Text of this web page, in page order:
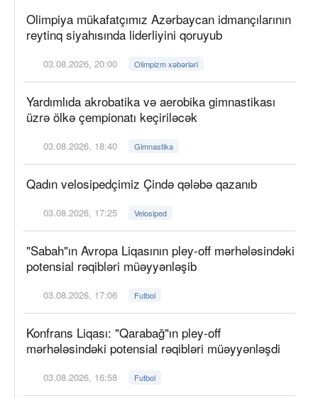
Olimpiya mükafatçımız Azərbaycan idmançılarının
reytinq siyahısında liderliyini qoruyub
03.08.2026, 20:00 Olimpizm xəbərləri
Yardımlıda akrobatika və aerobika gimnastikası
üzrə ölkə çempionatı keçiriləcək
03.08.2026, 18:40 Gimnastika
Qadın velosipedçimiz Çində qələbə qazanıb
03.08.2026, 17:25 Velosiped
"Sabah"ın Avropa Liqasının pley-off mərhələsindəki
potensial rəqibləri müəyyənləşib
03.08.2026, 17:06 Futbol
Konfrans Liqası: "Qarabağ"ın pley-off
mərhələsindəki potensial rəqibləri müəyyənləşdi
03.08.2026, 16:58 Futbol